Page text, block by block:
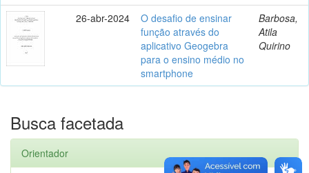
26-abr-2024
O desafio de ensinar
função através do
aplicativo Geogebra
para o ensino médio no
smartphone
Barbosa,
Atila
Quirino
Busca facetada
Orientador